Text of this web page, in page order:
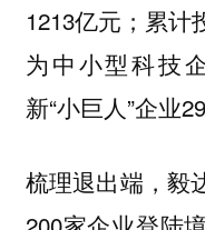
1213亿元；累计
为中小型科技
新“小巨人”企业
梳理退出端，毅